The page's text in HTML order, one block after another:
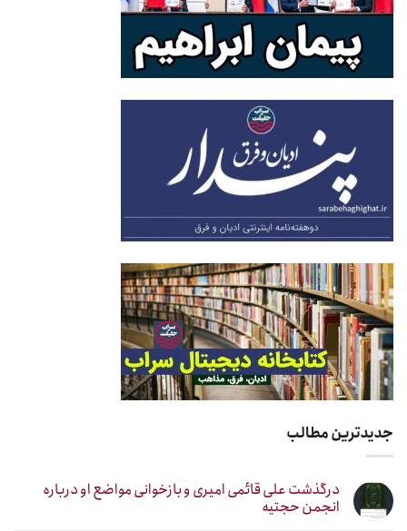
جدیدترین مطالب
درگذشت علی قائمی امیری و بازخوانی مواضع او درباره
انجمن حجتیه